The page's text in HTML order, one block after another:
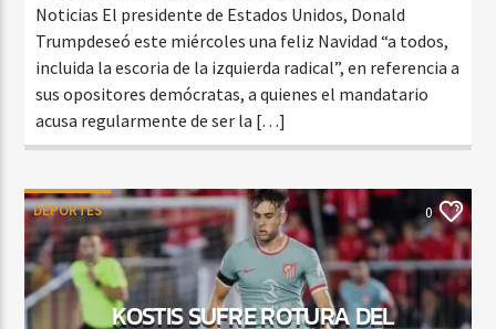
Noticias El presidente de Estados Unidos, Donald
Trumpdeseó este miércoles una feliz Navidad “a todos,
incluida la escoria de la izquierda radical”, en referencia a
sus opositores demócratas, a quienes el mandatario
acusa regularmente de ser la […]
DEPORTES 0
KOSTIS SUFRE ROTURA DEL